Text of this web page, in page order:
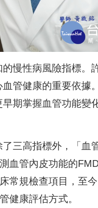
慢性病風險指標。
管健康的重要依據
期掌握血管功能變
三高指標外，「血
血管內皮功能的
常規檢查項目，至
健康評估方式。